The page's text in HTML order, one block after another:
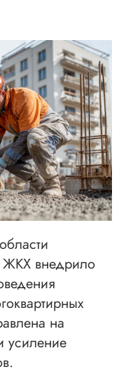
ЖКХ внедрило
на
усиление